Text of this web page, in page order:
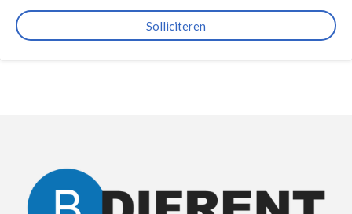
Solliciteren